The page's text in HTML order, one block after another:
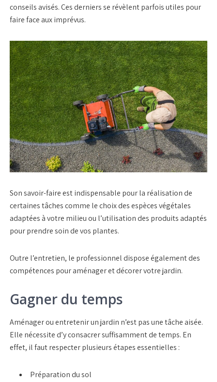
conseils avisés. Ces derniers se révèlent parfois utiles pour
faire face aux imprévus.
Son savoir-faire est indispensable pour la réalisation de
certaines tâches comme le choix des espèces végétales
adaptées à votre milieu ou l’utilisation des produits adaptés
pour prendre soin de vos plantes.
Outre l’entretien, le professionnel dispose également des
compétences pour aménager et décorer votre jardin.
Gagner du temps
Aménager ou entretenir un jardin n’est pas une tâche aisée.
Elle nécessite d’y consacrer suffisamment de temps. En
effet, il faut respecter plusieurs étapes essentielles :
Préparation du sol